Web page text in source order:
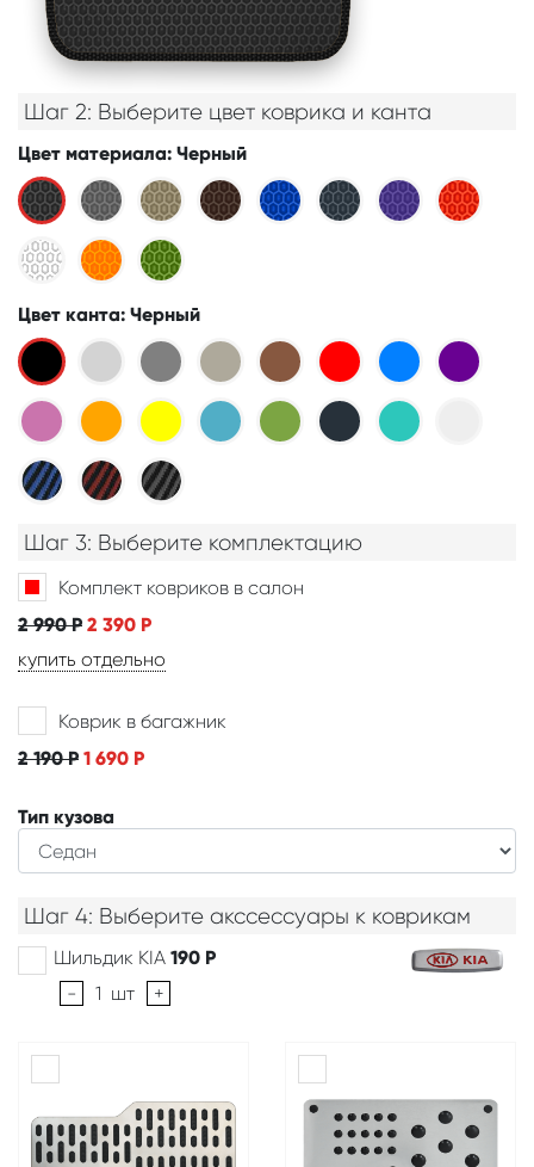
Шаг 2: Выберите цвет коврика и канта
Цвет материала: Черный
Цвет канта: Черный
Шаг 3: Выберите комплектацию
Комплект ковриков в салон
2 990Р 2 390 Р
купить отдельно
Коврик в багажник
2 190Р 1 690 Р
Тип кузова
Шаг 4: Выберите акссессуары к коврикам
Шильдик KIA 190 Р
-
1 шт +